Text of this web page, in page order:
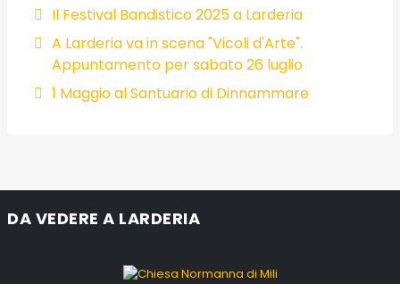
Il Festival Bandistico 2025 a Larderia
A Larderia va in scena "Vicoli d'Arte".
Appuntamento per sabato 26 luglio
1 Maggio al Santuario di Dinnammare
DA VEDERE A LARDERIA